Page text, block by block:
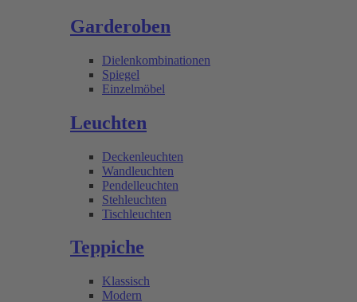
Garderoben
Dielenkombinationen
Spiegel
Einzelmöbel
Leuchten
Deckenleuchten
Wandleuchten
Pendelleuchten
Stehleuchten
Tischleuchten
Teppiche
Klassisch
Modern